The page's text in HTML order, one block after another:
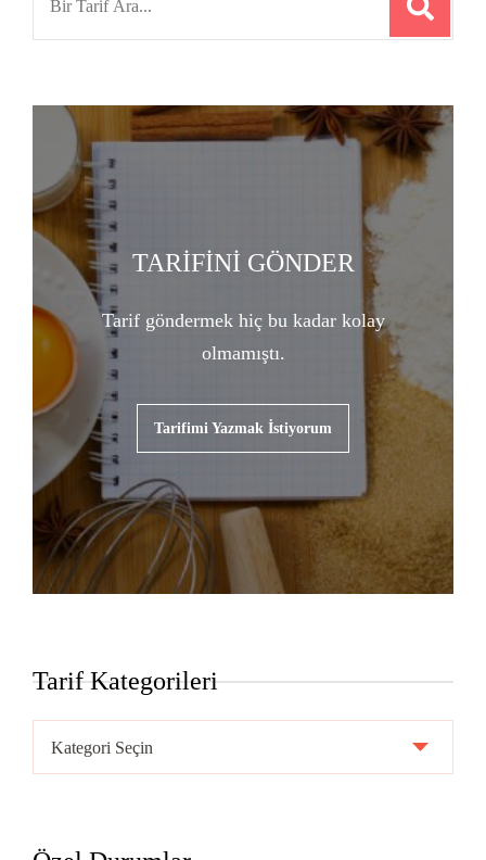
TARİFİNİ GÖNDER
Tarif göndermek hiç bu kadar kolay
olmamıştı.
Tarifimi Yazmak İstiyorum
Tarif Kategorileri
Kategorileri